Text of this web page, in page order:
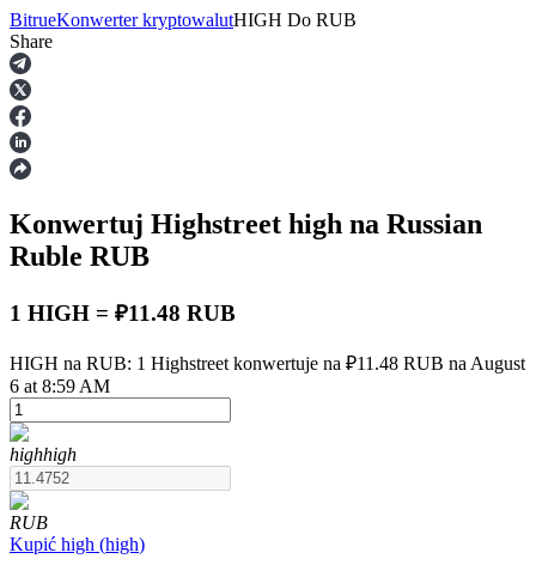
Kontrakty terminowe
Kontrakty terminowe na USDT
Kontrakty futures wykorzystujące USDT jako zabezpieczenie
BitrueKonwerter kryptowalutHIGH Do RUB
Share
Konwertuj Highstreet high na Russian
Ruble RUB
1 HIGH = ₽11.48 RUB
HIGH na RUB: 1 Highstreet konwertuje na ₽11.48 RUB na August
6 at 8:59 AM
highhigh
RUB
Kupić high (high)